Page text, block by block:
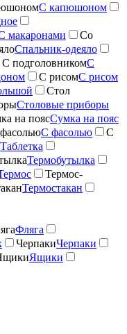
С капюшоном
макаронами
Со
Спальник-одеяло
С подголовникомС
С рисомС рисом
Стол
Столовые приборы
на поясСумка на пояс
С фасолью
С
Таблетка
Термобутылка
Термос-
Термостакан
Фляга
ЧерпакиЧерпаки
Ящики